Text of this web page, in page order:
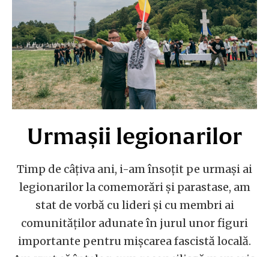
Urmașii legionarilor
Timp de câțiva ani, i-am însoțit pe urmași ai
legionarilor la comemorări și parastase, am
stat de vorbă cu lideri și cu membri ai
comunităților adunate în jurul unor figuri
importante pentru mișcarea fascistă locală.